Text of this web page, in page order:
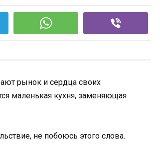
рынок и сердца своих
маленькая кухня, заменяющая
не побоюсь этого слова.